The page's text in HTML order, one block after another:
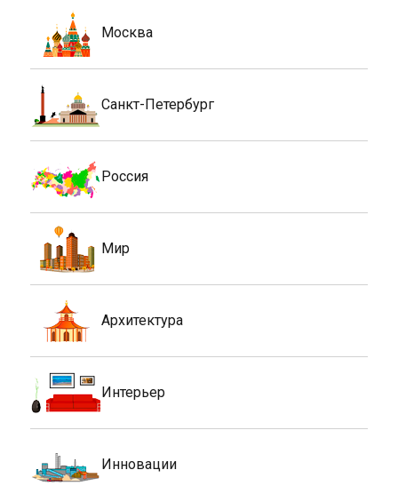
Москва
Санкт-Петербург
Россия
Мир
Архитектура
Интерьер
Инновации